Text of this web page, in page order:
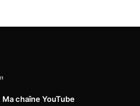
Ma chaîne YouTube